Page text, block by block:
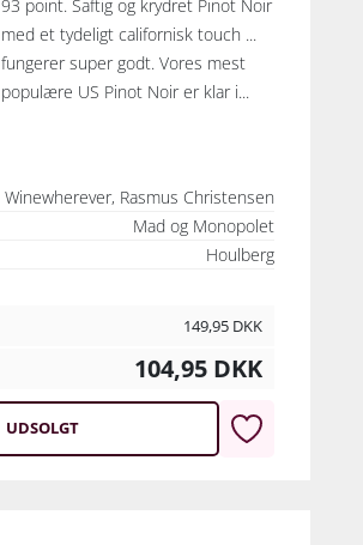
93 point. Saftig og krydret Pinot Noir
med et tydeligt californisk touch ...
fungerer super godt. Vores mest
populære US Pinot Noir er klar i...
Winewherever, Rasmus Christensen
Mad og Monopolet
Houlberg
149,95 DKK
104,95 DKK
UDSOLGT